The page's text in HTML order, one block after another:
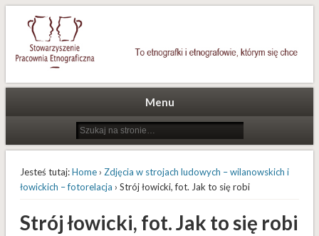
Stowarzyszenie Pracownia
Etnograficzna
To etnografki i etnografowie, którym się chce
Menu
Jesteś tutaj:Home› Zdjęcia w strojach ludowych – wilanowskich i
łowickich – fotorelacja › Strój łowicki, fot. Jak to się robi
Strój łowicki, fot. Jak to się robi